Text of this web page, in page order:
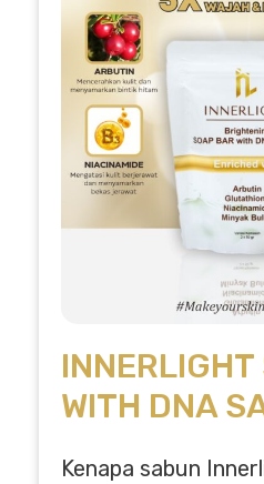
WITH DNA
Kenapa sabun